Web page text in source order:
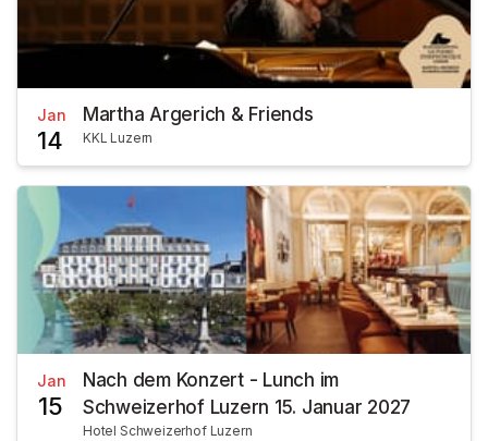
Jan
14
Martha Argerich & Friends
KKL Luzern
Jan
15
Nach dem Konzert - Lunch im
Schweizerhof Luzern 15. Januar 2027
Hotel Schweizerhof Luzern